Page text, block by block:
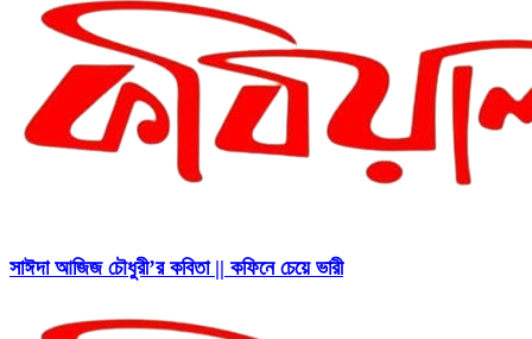
সাঈদা আজিজ চৌধুরী’র কবিতা || কফিনে চেয়ে ভারী